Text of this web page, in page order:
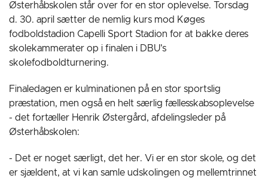
Østerhåbskolen står over for en stor oplevelse. Torsdag
d. 30. april sætter de nemlig kurs mod Køges
fodboldstadion Capelli Sport Stadion for at bakke deres
skolekammerater op i finalen i DBU's
skolefodboldturnering.
Finaledagen er kulminationen på en stor sportslig
præstation, men også en helt særlig fællesskabsoplevelse
- det fortæller Henrik Østergård, afdelingsleder på
Østerhåbskolen:
- Det er noget særligt, det her. Vi er en stor skole, og det
er sjældent, at vi kan samle udskolingen og mellemtrinnet